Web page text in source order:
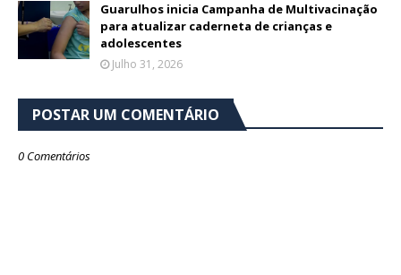
Guarulhos inicia Campanha de Multivacinação
para atualizar caderneta de crianças e
adolescentes
Julho 31, 2026
POSTAR UM COMENTÁRIO
0 Comentários